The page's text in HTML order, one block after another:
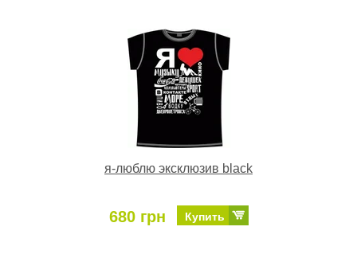
я-люблю эксклюзив black
680 грн Купить